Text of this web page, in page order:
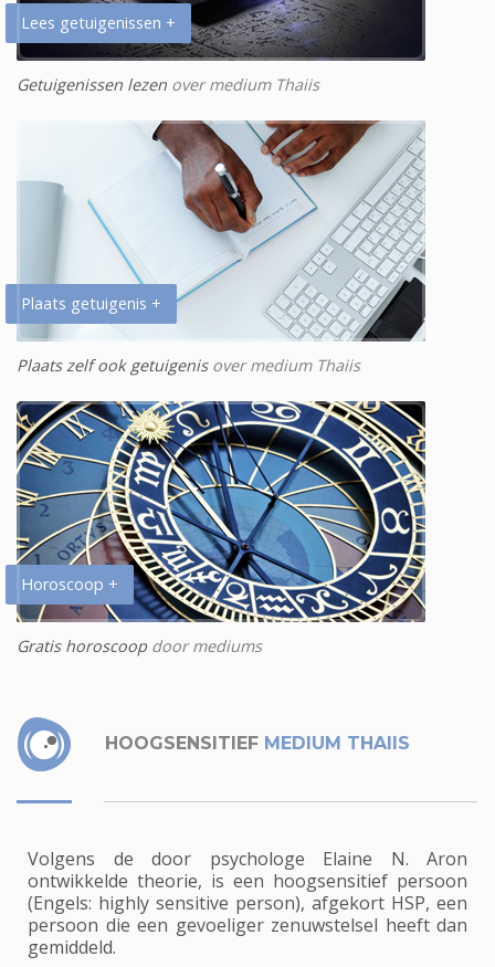
Lees getuigenissen +
Getuigenissen lezen over medium Thaiis
Plaats getuigenis +
Plaats zelf ook getuigenisover medium Thaiis
Horoscoop +
Gratis horoscoopdoor mediums
HOOGSENSITIEF MEDIUM THAIIS
Volgens de door psychologe Elaine N. Aron
ontwikkelde theorie, is een hoogsensitief persoon
(Engels: highly sensitive person), afgekort HSP, een
persoon die een gevoeliger zenuwstelsel heeft dan
gemiddeld.